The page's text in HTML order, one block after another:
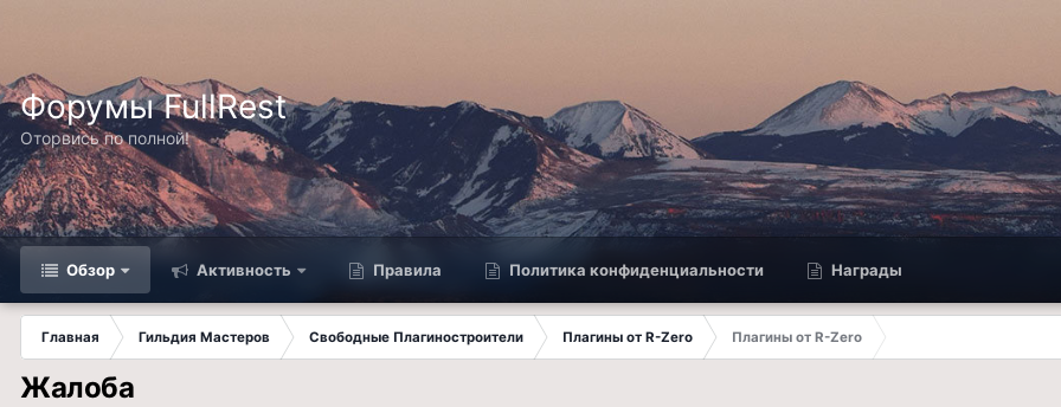
Форумы FullRest
Оторвись по полной!
Обзор Активность Правила Политика конфиденциальности Награды
Главная Гильдия Мастеров Свободные Плагиностроители Плагины от R-Zero
Плагины от R-Zero
Жалоба